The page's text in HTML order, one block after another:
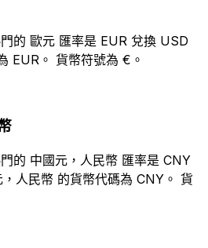
的 歐元 匯率是 EUR 兌換 USD
EUR。 貨幣符號為 €。
的 中國元，人民幣 匯率是 CNY
人民幣 的貨幣代碼為 CNY。 貨